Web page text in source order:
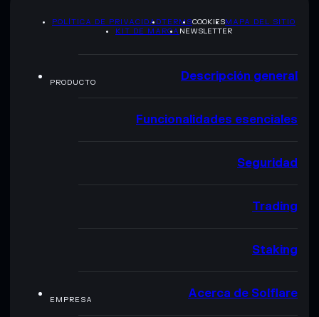
POLÍTICA DE PRIVACIDADTERMSCOOKIESMAPA DEL SITIO
KIT DE MARCA NEWSLETTER
PRODUCTO Descripción general
Funcionalidades esenciales
Seguridad
Trading
Staking
EMPRESA Acerca de Solflare